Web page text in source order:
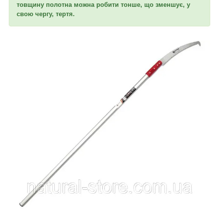
товщину полотна можна робити тонше, що зменшує, у
свою чергу, тертя.